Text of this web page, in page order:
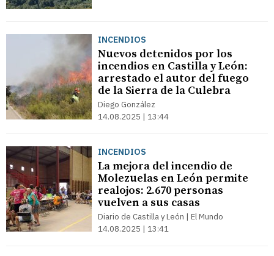
INCENDIOS
Nuevos detenidos por los
incendios en Castilla y León:
arrestado el autor del fuego
de la Sierra de la Culebra
Diego González
14.08.2025 | 13:44
INCENDIOS
La mejora del incendio de
Molezuelas en León permite
realojos: 2.670 personas
vuelven a sus casas
Diario de Castilla y León | El Mundo
14.08.2025 | 13:41